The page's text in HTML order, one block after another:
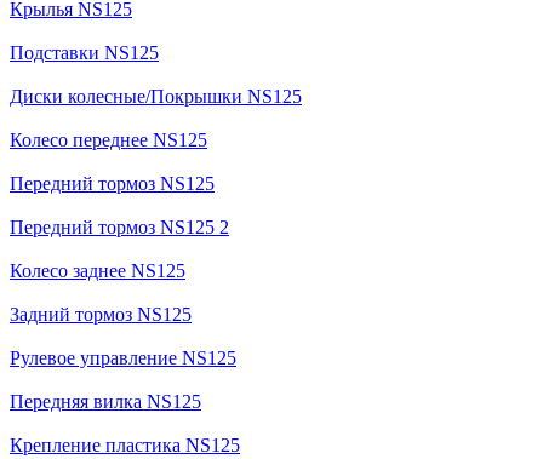
Крылья NS125
Подставки NS125
Диски колесные/Покрышки NS125
Колесо переднее NS125
Передний тормоз NS125
Передний тормоз NS125 2
Колесо заднее NS125
Задний тормоз NS125
Рулевое управление NS125
Передняя вилка NS125
Крепление пластика NS125